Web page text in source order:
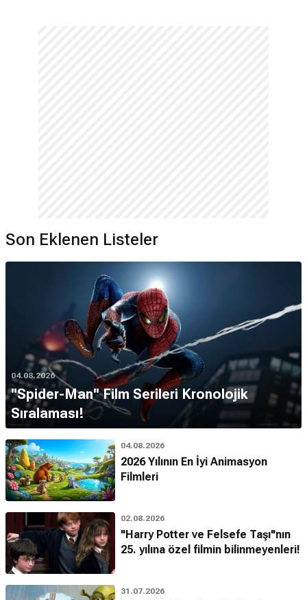
Son Eklenen Listeler
04.08.2026
''Spider-Man'' Film Serileri Kronolojik
Sıralaması!
04.08.2026
2026 Yılının En İyi Animasyon
Filmleri
02.08.2026
"Harry Potter ve Felsefe Taşı"nın
25. yılına özel filmin bilinmeyenleri!
31.07.2026